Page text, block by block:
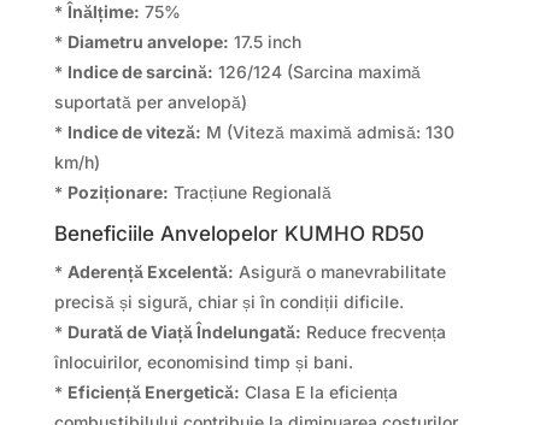
*Înălțime: 75%
* Diametru anvelope: 17.5 inch
* Indice de sarcină: 126/124 (Sarcina maximă
suportată per anvelopă)
* Indice de viteză: M (Viteză maximă admisă: 130
km/h)
* Poziționare: Tracțiune Regională
Beneficiile Anvelopelor KUMHO RD50
* Aderență Excelentă: Asigură o manevrabilitate
precisă și sigură, chiar și în condiții dificile.
* Durată de Viață Îndelungată: Reduce frecvența
înlocuirilor, economisind timp și bani.
* Eficiență Energetică: Clasa E la eficiența